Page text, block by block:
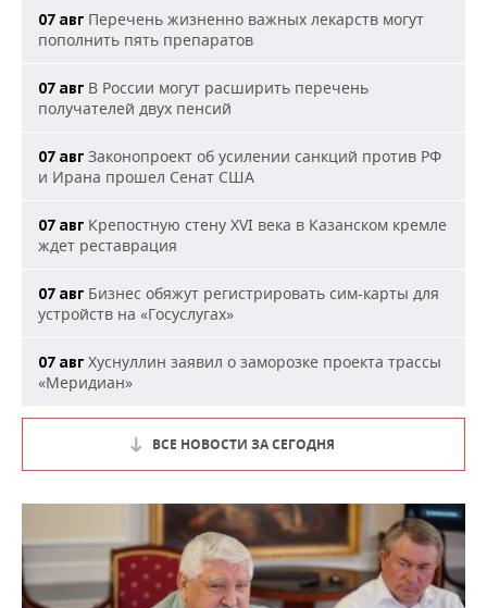
07 авг Перечень жизненно важных лекарств могут
пополнить пять препаратов
07 авг В России могут расширить перечень
получателей двух пенсий
07 авг Законопроект об усилении санкций против РФ
и Ирана прошел Сенат США
07 авг Крепостную стену XVI века в Казанском кремле
ждет реставрация
07 авг Бизнес обяжут регистрировать сим-карты для
устройств на «Госуслугах»
07 авг Хуснуллин заявил о заморозке проекта трассы
«Меридиан»
ВСЕ НОВОСТИ ЗА СЕГОДНЯ